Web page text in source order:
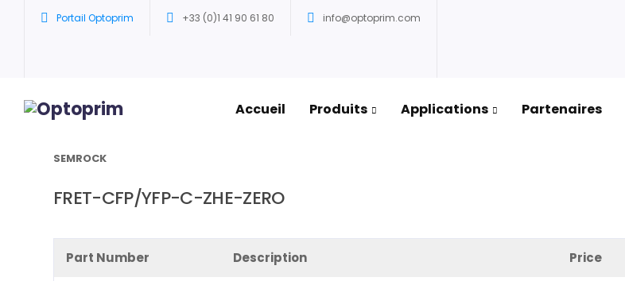
Portail Optoprim +33 (0)1 41 90 61 80 info@optoprim.com
Accueil Produits Applications Partenaires
SEMROCK
FRET-CFP/YFP-C-ZHE-ZERO
Part Number Description Price